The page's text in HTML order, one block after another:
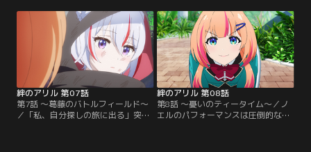
も大幅アップ！と思いきや、現実は
そう上手くはいかない。伸び悩むミ
ラクは学園内で一人呆けていると、
勢いよく自分の元にやってくる人影
に気が付く。現れたのは…。【提
供：バンダイチャンネル】
信をみた人たちの心にも響き、少し
ずつではありながらランキングも上
昇していた。前より自信を持つこと
ができるようになったミラクは、オ
リジナル歌詞を制作することに意欲
をみせ…。【提供：バンダイチャン
ネル】
絆のアリル 第07話
第7話 ～葛藤のバトルフィールド～
／「私、自分探しの旅に出る」突然
絆のアリル 第08話
第8話 ～憂いのティータイム～／ノ
エルのパフォーマンスは圧倒的な支